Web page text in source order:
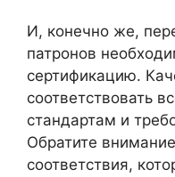
И, конечно же,
патронов
сертификацию.
соответствовать
стандартам и
Обратите
соответствия,